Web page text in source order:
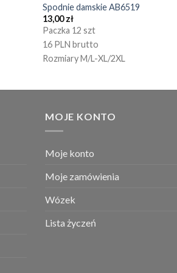
Spodnie damskie AB6519
13,00zł
Paczka 12 szt
16 PLN brutto
Rozmiary M/L-XL/2XL
MOJE KONTO
Moje konto
Moje zamówienia
Wózek
Lista życzeń